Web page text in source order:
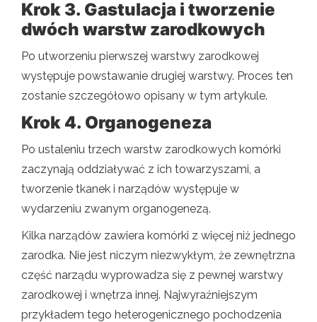
Krok 3. Gastulacja i tworzenie
dwóch warstw zarodkowych
Po utworzeniu pierwszej warstwy zarodkowej
występuje powstawanie drugiej warstwy. Proces ten
zostanie szczegółowo opisany w tym artykule.
Krok 4. Organogeneza
Po ustaleniu trzech warstw zarodkowych komórki
zaczynają oddziaływać z ich towarzyszami, a
tworzenie tkanek i narządów występuje w
wydarzeniu zwanym organogenezą.
Kilka narządów zawiera komórki z więcej niż jednego
zarodka. Nie jest niczym niezwykłym, że zewnętrzna
część narządu wyprowadza się z pewnej warstwy
zarodkowej i wnętrza innej. Najwyraźniejszym
przykładem tego heterogenicznego pochodzenia